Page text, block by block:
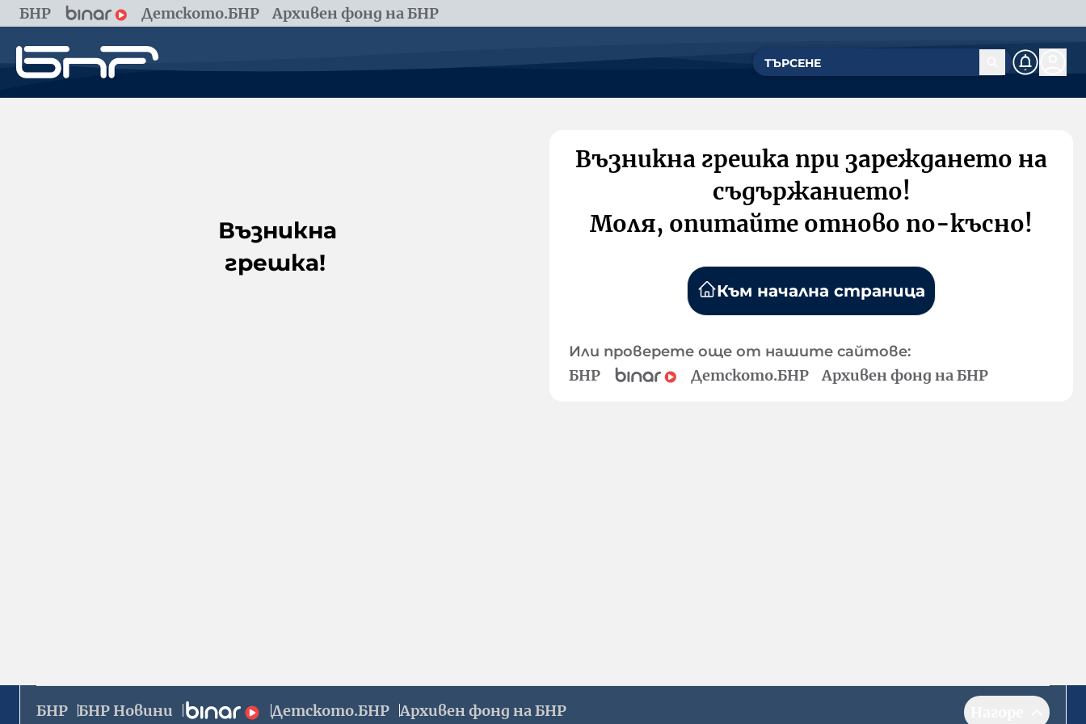
БНР Детското.БНР Архивен фонд на БНР
Възникна
грешка!
Възникна грешка при зареждането на
съдържанието!
Моля, опитайте отново по-късно!
Към начална страница
Или проверете още от нашите сайтове:
БНР Детското.БНР Архивен фонд на БНР
БНР БНР Новини Детското.БНР Архивен фонд на БНР